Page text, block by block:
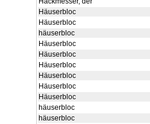
Häuserbloc
Häuserbloc
häuserbloc
Häuserbloc
Häuserbloc
Häuserbloc
Häuserbloc
Häuserbloc
Häuserbloc
häuserbloc
häuserbloc